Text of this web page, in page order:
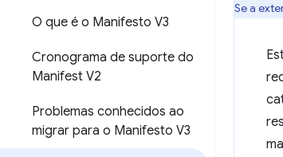
O que é o Manifesto V3
Cronograma de suporte do
Manifest V2
Problemas conhecidos ao
migrar para o Manifesto V3
Se a